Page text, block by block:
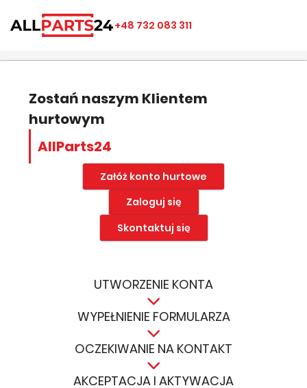
+48 732 083 311
Zostań naszym Klientem
hurtowym
AllParts24
Załóż konto hurtowe
Zaloguj się
Skontaktuj się
UTWORZENIE KONTA
WYPEŁNIENIE FORMULARZA
OCZEKIWANIE NA KONTAKT
AKCEPTACJA I AKTYWACJA
((modalTitle))
((cancelText))
Utwórz listę ulubionych
Anuluj Zapisz
Zaloguj się
liście życzeń.
Anuluj Zaloguj się